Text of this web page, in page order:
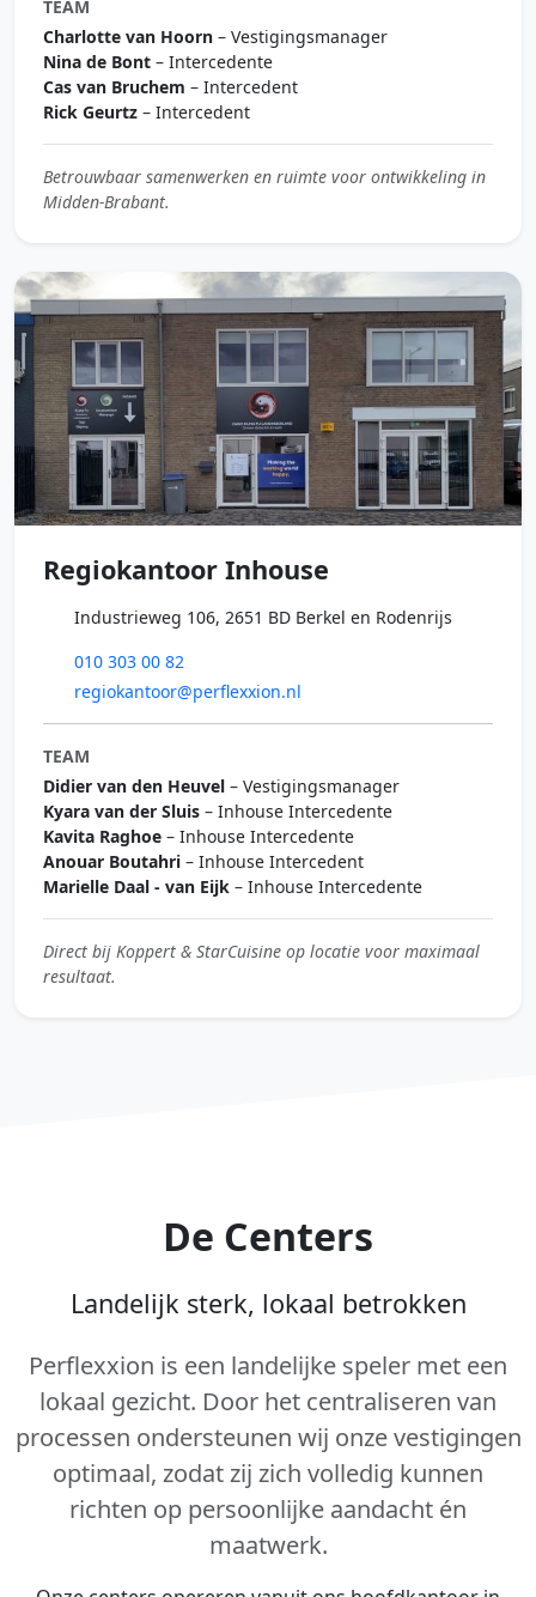
TEAM
Charlotte van Hoorn – Vestigingsmanager
Nina de Bont – Intercedente
Cas van Bruchem – Intercedent
Rick Geurtz – Intercedent
Betrouwbaar samenwerken en ruimte voor ontwikkeling in
Midden-Brabant.
Regiokantoor Inhouse
Industrieweg 106, 2651 BD Berkel en Rodenrijs
010 303 00 82
regiokantoor@perflexxion.nl
TEAM
Didier van den Heuvel – Vestigingsmanager
Kyara van der Sluis – Inhouse Intercedente
Kavita Raghoe – Inhouse Intercedente
Anouar Boutahri – Inhouse Intercedent
Marielle Daal - van Eijk – Inhouse Intercedente
Direct bij Koppert & StarCuisine op locatie voor maximaal
resultaat.
De Centers
Landelijk sterk, lokaal betrokken
Perflexxion is een landelijke speler met een
lokaal gezicht. Door het centraliseren van
processen ondersteunen wij onze vestigingen
optimaal, zodat zij zich volledig kunnen
richten op persoonlijke aandacht én
maatwerk.